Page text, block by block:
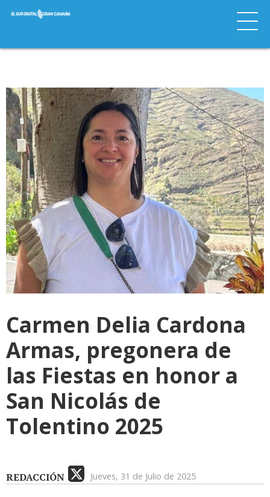
Carmen Delia Cardona
Armas, pregonera de
las Fiestas en honor a
San Nicolás de
Tolentino 2025
REDACCIÓN Jueves, 31 de Julio de 2025